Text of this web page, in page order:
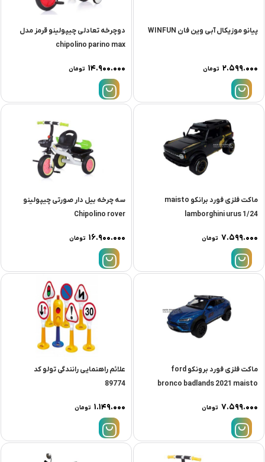
پیانو موزیکال آبی وین فان WINFUN
۲.۵۹۹.۰۰۰ تومان
دوچرخه تعادلى چیپولینو قرمز مدل
chipolino parino max
۱۴.۹۰۰.۰۰۰ تومان
ماکت فلزی فورد برانکو maisto
lamborghini urus 1/24
۷.۵۹۹.۰۰۰ تومان
سه چرخه بیل دار صورتی چیپولینو
Chipolino rover
۱۶.۹۰۰.۰۰۰ تومان
ماکت فلزی فورد برونکو ford
bronco badlands 2021 maisto
۷.۵۹۹.۰۰۰ تومان
علائم راهنمایی رانندگی تولو کد
89774
۱.۱۴۹.۰۰۰ تومان